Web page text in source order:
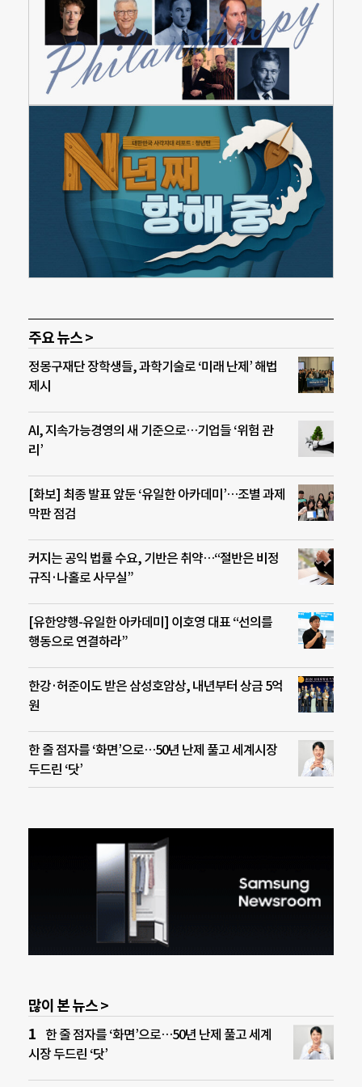
주요 뉴스 >
정몽구재단 장학생들, 과학기술로 ‘미래 난제’ 해법
제시
AI, 지속가능경영의 새 기준으로…기업들 ‘위험 관
리’
[화보] 최종 발표 앞둔 ‘유일한 아카데미’…조별 과제
막판 점검
커지는 공익 법률 수요, 기반은 취약…“절반은 비정
규직·나홀로 사무실”
[유한양행-유일한 아카데미] 이호영 대표 “선의를
행동으로 연결하라”
한강·허준이도 받은 삼성호암상, 내년부터 상금 5억
원
한 줄 점자를 ‘화면’으로…50년 난제 풀고 세계시장
두드린 ‘닷’
많이 본 뉴스 >
한 줄 점자를 ‘화면’으로…50년 난제 풀고 세계
시장 두드린 ‘닷’